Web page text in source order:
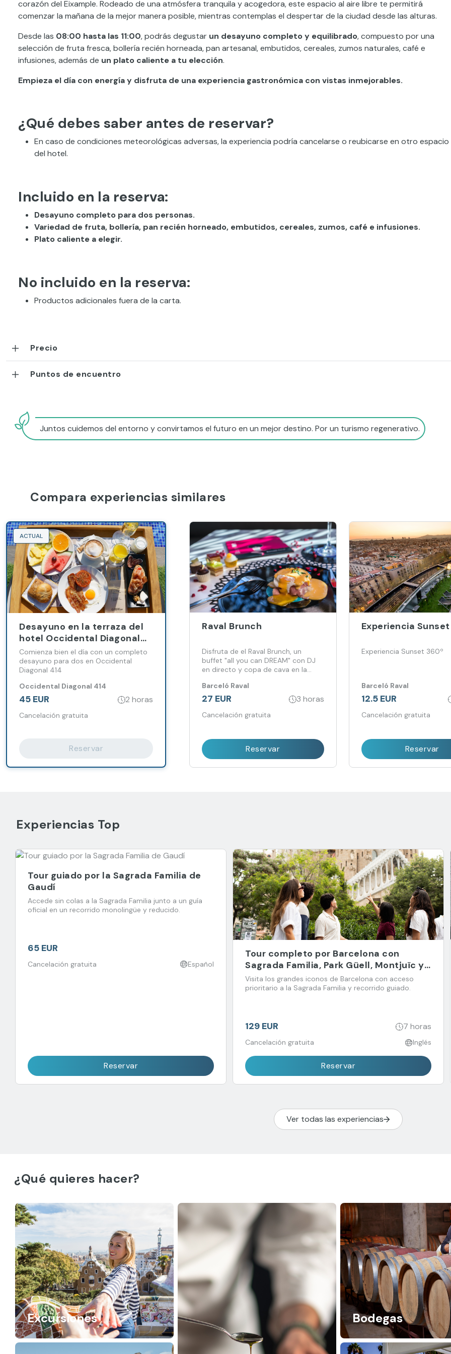
corazón del Eixample. Rodeado de una atmósfera tranquila y acogedora, este espacio al aire libre te permitirá
comenzar la mañana de la mejor manera posible, mientras contemplas el despertar de la ciudad desde las alturas.
Desde las 08:00 hasta las 11:00, podrás degustar un desayuno completo y equilibrado, compuesto por una
selección de fruta fresca, bollería recién horneada, pan artesanal, embutidos, cereales, zumos naturales, café e
infusiones, además de un plato caliente a tu elección.
Empieza el día con energía y disfruta de una experiencia gastronómica con vistas inmejorables.
¿Qué debes saber antes de reservar?
En caso de condiciones meteorológicas adversas, la experiencia podría cancelarse o reubicarse en otro espacio
del hotel.
Incluido en la reserva:
Desayuno completo para dos personas.
Variedad de fruta, bollería, pan recién horneado, embutidos, cereales, zumos, café e infusiones.
Plato caliente a elegir.
No incluido en la reserva:
Productos adicionales fuera de la carta.
Precio
Puntos de encuentro
Juntos cuidemos del entorno y convirtamos el futuro en un mejor destino. Por un turismo regenerativo.
Compara experiencias similares
ACTUAL
Desayuno en la terraza del
hotel Occidental Diagonal
414
Comienza bien el día con un completo
desayuno para dos en Occidental
Diagonal 414
Occidental Diagonal 414
45 EUR 2 horas
Cancelación gratuita
Reservar
Raval Brunch
Disfruta de el Raval Brunch, un
buffet "all you can DREAM" con DJ
en directo y copa de cava en la
Barceló Raval
27 EUR 3 horas
Cancelación gratuita
Reservar
Experiencia
Experiencia Sunset 360º
Barceló Raval
12.5 EUR
Cancelación gratuita
Reservar
Experiencias Top
Tour guiado por la Sagrada Familia de
Gaudí
Accede sin colas a la Sagrada Familia junto a un guía
oficial en un recorrido monolingüe y reducido.
65 EUR
Cancelación gratuita Español
Reservar
Tour completo por Barcelona con
Sagrada Familia, Park Güell, Montjuïc y
Barrio Gótico
Visita los grandes iconos de Barcelona con acceso
prioritario a la Sagrada Familia y recorrido guiado.
129 EUR 7 horas
Cancelación gratuita Inglés
Reservar
Ver todas las experiencias
¿Qué quieres hacer?
Excursiones Bodegas